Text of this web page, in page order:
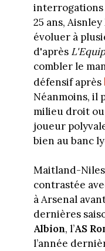
interrogations
25 ans, Aisnley
évoluer à
d'après
combler le
défensif après
Néanmoins, il
milieu droit
joueur
bien au banc
Maitland-
contrastée
à Arsenal
dernières
Albion, l’AS
l’année